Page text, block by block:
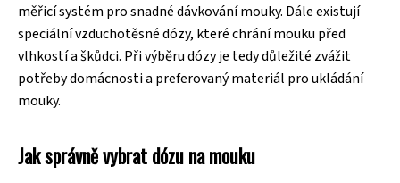
měřicí systém pro snadné dávkování mouky. Dále existují
speciální vzduchotěsné dózy, které chrání mouku před
vlhkostí a škůdci. Při výběru dózy je tedy důležité zvážit
potřeby domácnosti a preferovaný materiál pro ukládání
mouky.
Jak správně vybrat dózu na mouku